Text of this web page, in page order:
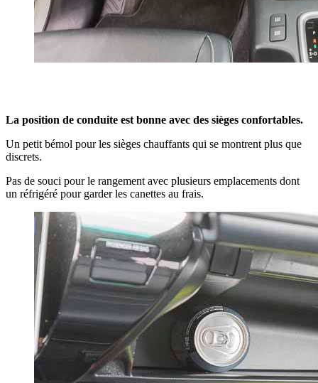
La position de conduite est bonne avec des sièges confortables.
Un petit bémol pour les sièges chauffants qui se montrent plus que
discrets.
Pas de souci pour le rangement avec plusieurs emplacements dont
un réfrigéré pour garder les canettes au frais.